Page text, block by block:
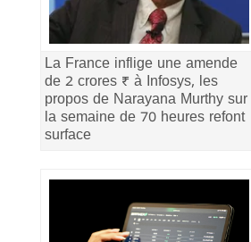
La France inflige une amende
de 2 crores ₹ à Infosys, les
propos de Narayana Murthy sur
la semaine de 70 heures refont
surface